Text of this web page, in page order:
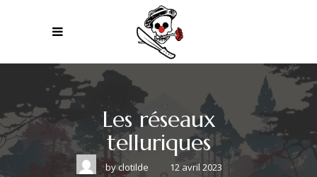
Les réseaux
telluriques
byclotilde
12 avril 2023